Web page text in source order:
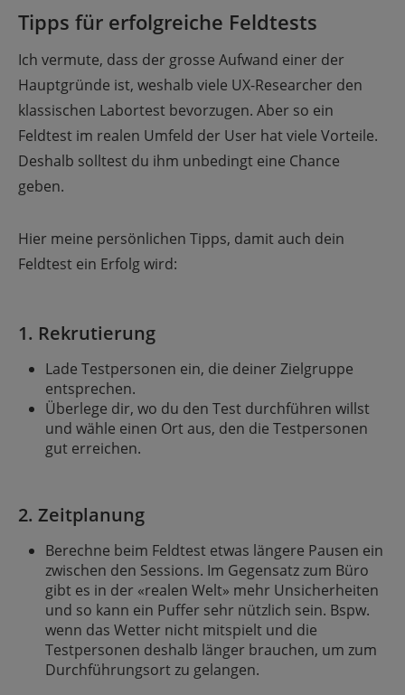
Tipps für erfolgreiche Feldtests
Ich vermute, dass der grosse Aufwand einer der
Hauptgründe ist, weshalb viele UX-Researcher den
klassischen Labortest bevorzugen. Aber so ein
Feldtest im realen Umfeld der User hat viele Vorteile.
Deshalb solltest du ihm unbedingt eine Chance
geben.
Hier meine persönlichen Tipps, damit auch dein
Feldtest ein Erfolg wird:
1. Rekrutierung
Lade Testpersonen ein, die deiner Zielgruppe
entsprechen.
Überlege dir, wo du den Test durchführen willst
und wähle einen Ort aus, den die Testpersonen
gut erreichen.
2. Zeitplanung
Berechne beim Feldtest etwas längere Pausen ein
zwischen den Sessions. Im Gegensatz zum Büro
gibt es in der «realen Welt» mehr Unsicherheiten
und so kann ein Puffer sehr nützlich sein. Bspw.
wenn das Wetter nicht mitspielt und die
Testpersonen deshalb länger brauchen, um zum
Durchführungsort zu gelangen.